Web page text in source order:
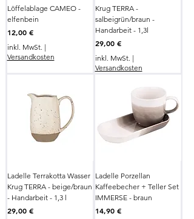
Löffelablage CAMEO -
elfenbein
Preis
12,00 €
inkl. MwSt. |
Versandkosten
Krug TERRA -
salbeigrün/braun -
Handarbeit - 1,3l
Preis
29,00 €
inkl. MwSt. |
Versandkosten
Ladelle Terrakotta Wasser
Krug TERRA - beige/braun
- Handarbeit - 1,3 l
Preis
29,00 €
Ladelle Porzellan
Kaffeebecher + Teller Set
IMMERSE - braun
Preis
14,90 €